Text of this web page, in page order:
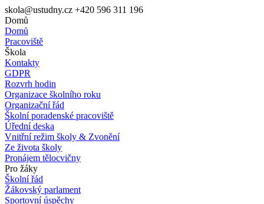
skola@ustudny.cz +420 596 311 196
Domů
Domů
Pracoviště
Škola
Kontakty
GDPR
Rozvrh hodin
Organizace školního roku
Organizační řád
Školní poradenské pracoviště
Úřední deska
Vnitřní režim školy & Zvonění
Ze života školy
Pronájem tělocvičny
Pro žáky
Školní řád
Žákovský parlament
Sportovní úspěchy